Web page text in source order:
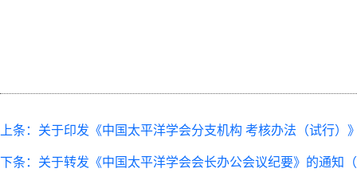
上条：关于印发《中国太平洋学会分支机构 考核办法（试行）
下条：关于转发《中国太平洋学会会长办公会议纪要》的通知